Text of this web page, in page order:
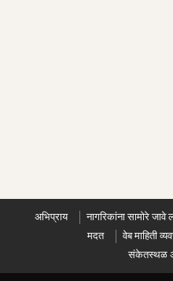
अभिप्राय नागरिकांना सामोरे जावे
मदत
वेब माहिती
संकेतस्थळ